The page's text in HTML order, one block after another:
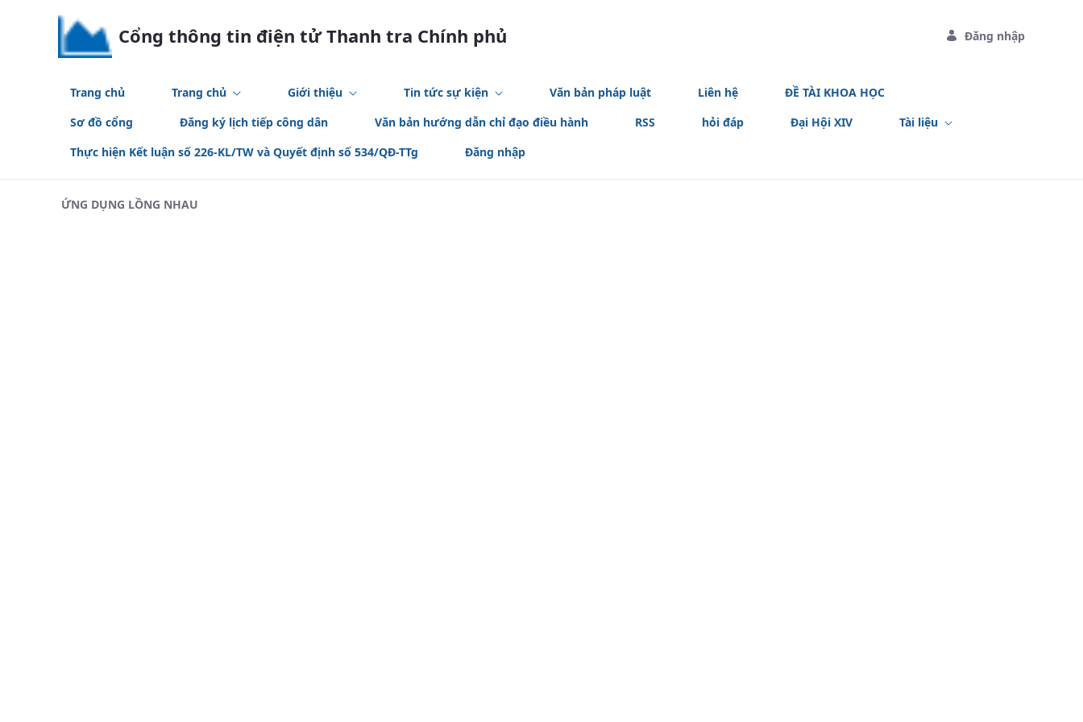
Skip to Main Content
Cổng thông tin điện tử Thanh tra Chính phủ Đăng nhập
Trang chủ Trang chủ Giới thiệu Tin tức sự kiện Văn bản pháp luật Liên hệ
ĐỀ TÀI KHOA HỌC
Sơ đồ cổng
Đăng ký lịch tiếp công dân Văn bản hướng dẫn chỉ đạo điều hành RSS hỏi đáp Đại Hội XIV
Tài liệu
Thực hiện Kết luận số 226-KL/TW và Quyết định số 534/QĐ-TTg
Đăng nhập
ỨNG DỤNG LỒNG NHAU